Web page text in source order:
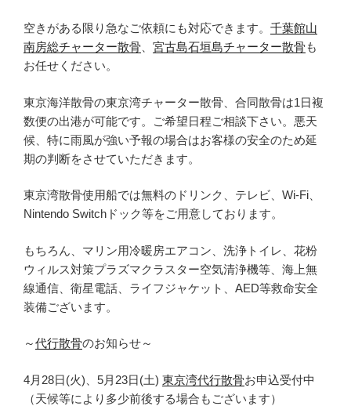
空きがある限り急なご依頼にも対応できます。 千葉館山
南房総チャーター散骨
宮古島石垣島チャーター散骨も
お任せください。
東京海洋散骨の東京湾チャーター散骨、合同散骨は1日複
数便の出港が可能です。ご希望日程ご相談下さい。悪天
候、特に雨風が強い予報の場合はお客様の安全のため延
期の判断をさせていただきます。
東京湾散骨使用船では無料のドリンク、テレビ、Wi-Fi、
Nintendo Switchドック等をご用意しております。
もちろん、マリン用冷暖房エアコン、洗浄トイレ、花粉
ウィルス対策プラズマクラスター空気清浄機等、海上無
線通信、衛星電話、ライフジャケット、AED等救命安全
装備ございます。
～代行散骨のお知らせ～
4月28日(火)、5月23日(土) 東京湾代行散骨お申込受付中
（天候等により多少前後する場合もございます）